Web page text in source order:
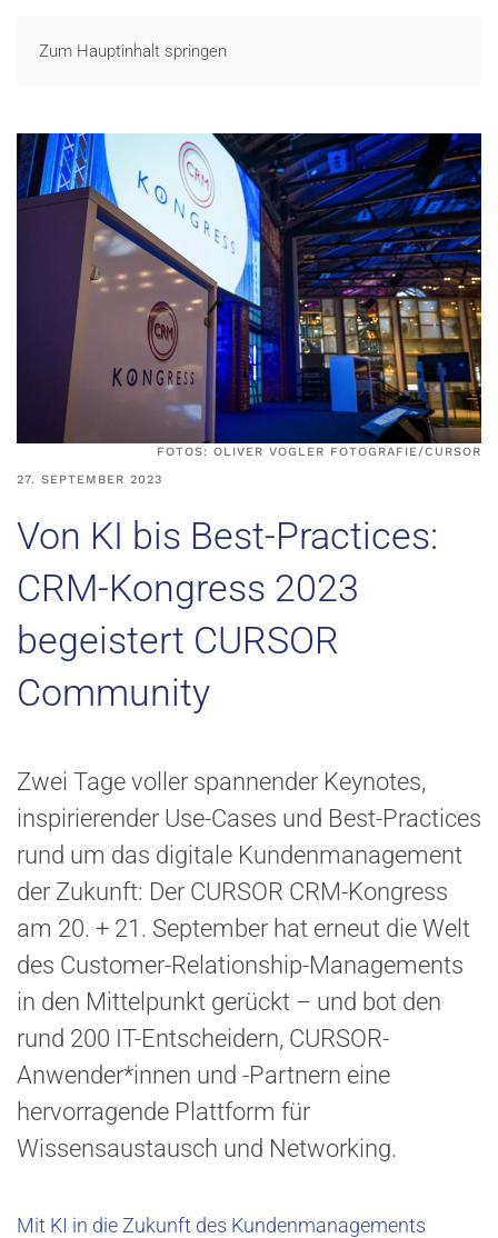
Zum Hauptinhalt springen
FOTOS: OLIVER VOGLER FOTOGRAFIE/CURSOR
27. SEPTEMBER 2023
Von KI bis Best-Practices:
CRM-Kongress 2023
begeistert CURSOR
Community
Zwei Tage voller spannender Keynotes,
inspirierender Use-Cases und Best-Practices
rund um das digitale Kundenmanagement
der Zukunft: Der CURSOR CRM-Kongress
am 20. + 21. September hat erneut die Welt
des Customer-Relationship-Managements
in den Mittelpunkt gerückt – und bot den
rund 200 IT-Entscheidern, CURSOR-
Anwender*innen und -Partnern eine
hervorragende Plattform für
Wissensaustausch und Networking.
Mit KI in die Zukunft des Kundenmanagements